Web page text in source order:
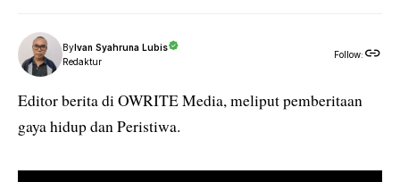
ByIvan Syahruna Lubis
Redaktur
Follow:
Editor berita di OWRITE Media, meliput pemberitaan
gaya hidup dan Peristiwa.